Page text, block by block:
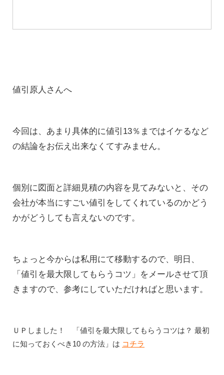
値引原人さんへ
今回は、あまり具体的に値引13％まではイケるなど
の結論をお伝え出来なくてすみません。
個別に図面と詳細見積の内容を見てみないと、その
会社が本当にすごい値引をしてくれているのかどう
かがどうしても言えないのです。
ちょっと今からは私用にて移動するので、明日、
「値引を最大限してもらうコツ」をメールさせて頂
きますので、参考にしていただければと思います。
ＵＰしました！ 「値引を最大限してもらうコツは？ 最初
に知っておくべき10 の方法」は コチラ